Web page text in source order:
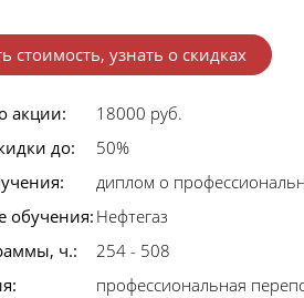
стоимость, узнать о скидках
акции:
18000 руб.
до:
50%
диплом о
обучения:Нефтегаз
ч.:
254 - 508
профессиональная